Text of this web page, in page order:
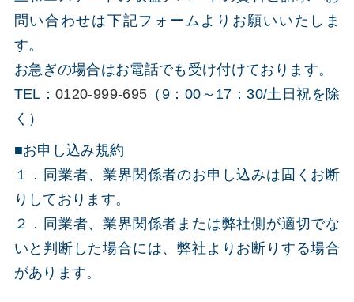
問い合わせは下記フォームよりお願いいたしま
す。
お急ぎの場合はお電話でも受け付けております。
TEL：0120-999-695 （9：00～17：30/土日祝を除
く）
■お申し込み規約
１．同業者、業界関係者のお申し込みは固くお断
りしております。
２．同業者、業界関係者または弊社側が適切でな
いと判断した場合には、弊社よりお断りする場合
があります。